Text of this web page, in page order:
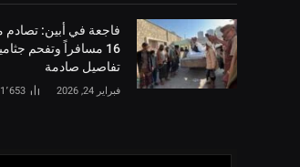
فاجعة في أبين: تصادم
16 مسافراً وتفحم
تفاصيل صادمة
فبراير 24, 2026 1٬653